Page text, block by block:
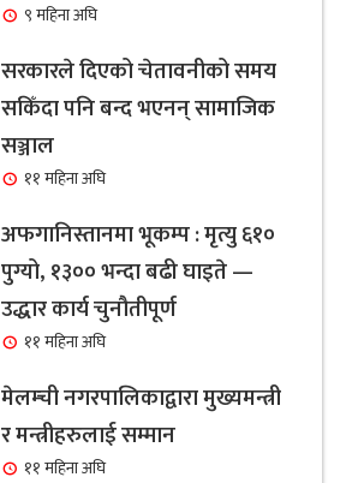
९ महिना अघि
सरकारले दिएको चेतावनीको समय
सकिँदा पनि बन्द भएनन् सामाजिक
सञ्जाल
११ महिना अघि
अफगानिस्तानमा भूकम्प : मृत्यु ६१०
पुग्यो, १३०० भन्दा बढी घाइते —
उद्धार कार्य चुनौतीपूर्ण
११ महिना अघि
मेलम्ची नगरपालिकाद्वारा मुख्यमन्त्री
र मन्त्रीहरुलाई सम्मान
११ महिना अघि